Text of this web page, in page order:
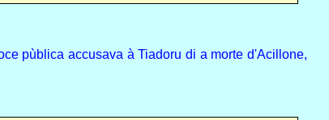
pùblica accusava à Tiadoru di a morte d'Acillone,